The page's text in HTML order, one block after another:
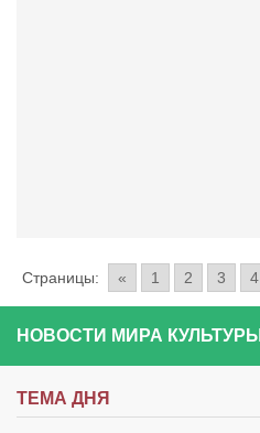
Страницы: « 1 2 3 4
НОВОСТИ МИРА КУЛЬТУРЫ
ТЕМА ДНЯ